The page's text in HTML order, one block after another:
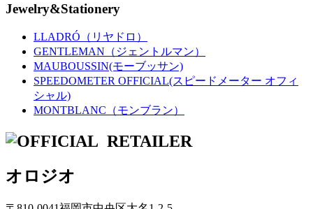
Jewelry&Stationery
LLADRÓ（リヤドロ）
GENTLEMAN（ジェントルマン）
MAUBOUSSIN(モーブッサン)
SPEEDOMETER OFFICIAL(スピードメーター オフィ
シャル)
MONTBLANC（モンブラン）
オロジオ